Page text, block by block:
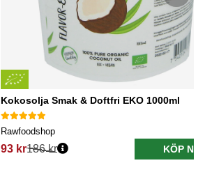
Kokosolja Smak & Doftfri EKO 1000ml
Rawfoodshop
93 kr186 kr KÖP NU